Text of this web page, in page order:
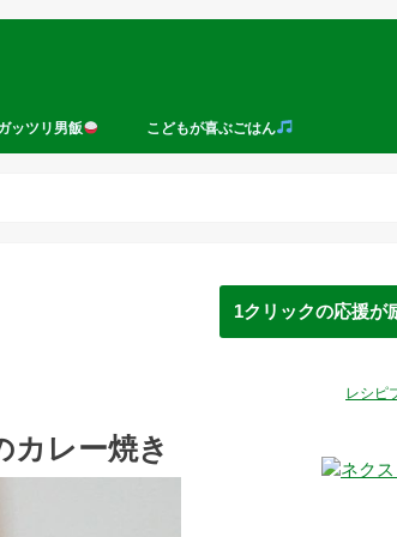
ッツリ男飯 こどもが喜ぶごはん
カレー焼き
1クリックの応援が
レシピ